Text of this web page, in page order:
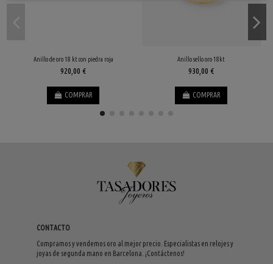
Anillo de oro 18 kt con piedra roja
920,00 €
COMPRAR
Anillo sello oro 18kt
930,00 €
COMPRAR
CONTACTO
Compramos y vendemos oro al mejor precio. Especialistas en relojes y
joyas de segunda mano en Barcelona. ¡Contáctenos!